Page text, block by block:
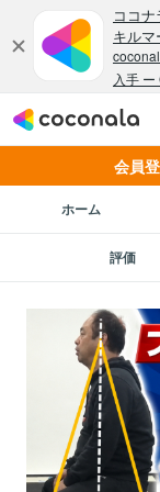
会員
ホーム
評価